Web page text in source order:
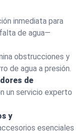
inmediata para
de agua—
obstrucciones y
de agua a presión.
de
un servicio experto
y
esenciales